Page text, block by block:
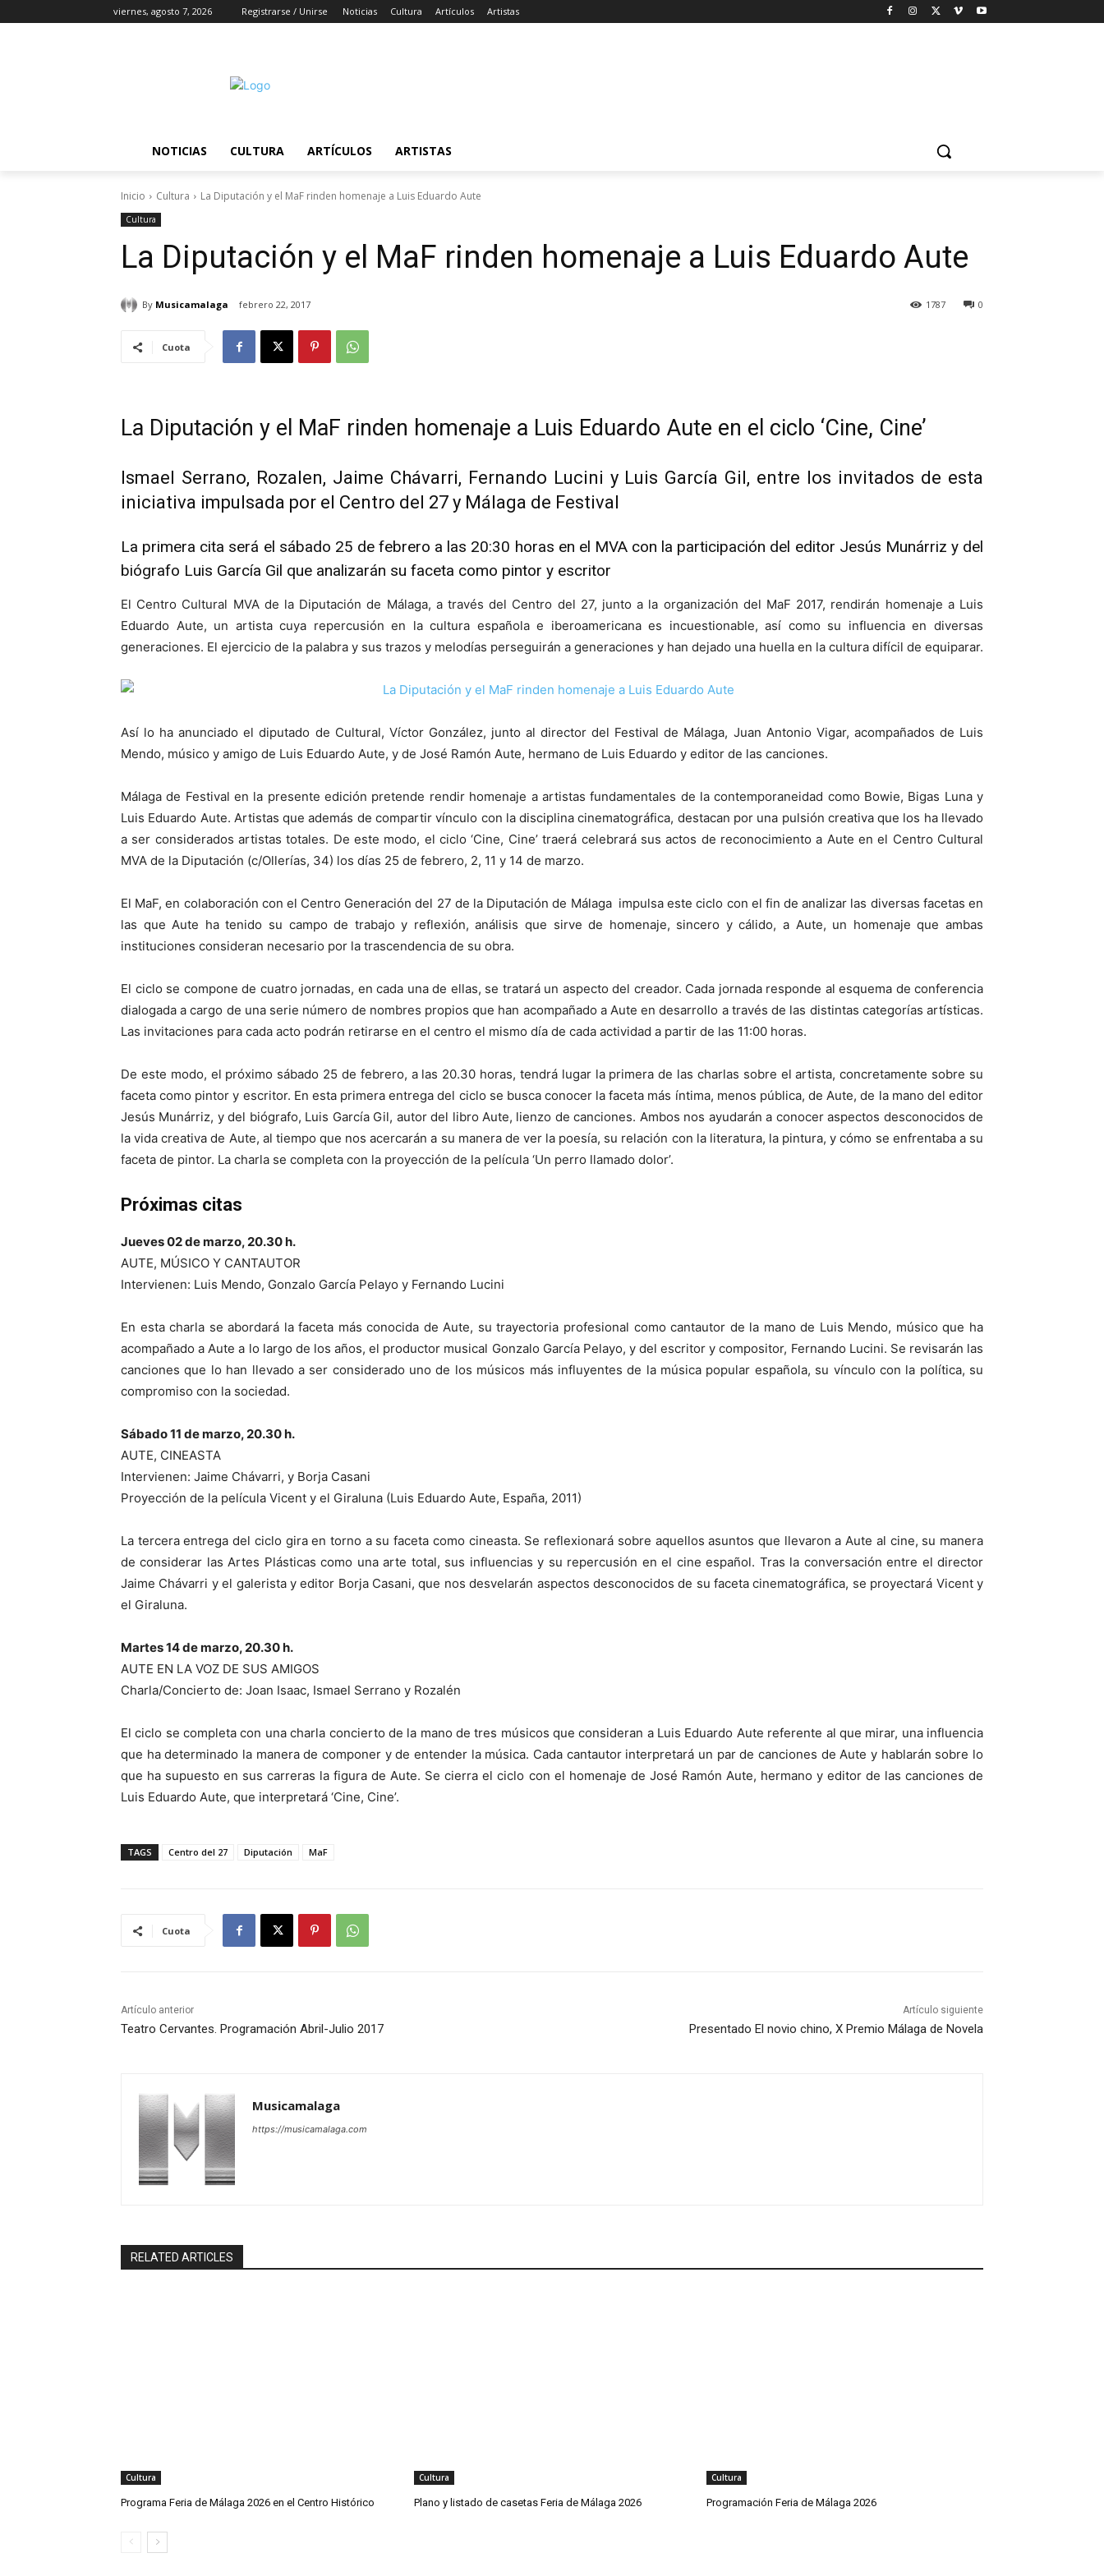
viernes, agosto 7, 2026 Registrarse / Unirse Noticias Cultura Artículos Artistas
NOTICIAS CULTURA ARTÍCULOS ARTISTAS
Inicio Cultura La Diputación y el MaF rinden homenaje a Luis Eduardo Aute
Cultura
La Diputación y el MaF rinden homenaje a Luis Eduardo Aute
By Musicamalaga febrero 22, 2017 0
1787
Cuota
La Diputación y el MaF rinden homenaje a Luis Eduardo Aute en el ciclo ‘Cine, Cine’
Ismael Serrano, Rozalen, Jaime Chávarri, Fernando Lucini y Luis García Gil, entre los invitados de esta
iniciativa impulsada por el Centro del 27 y Málaga de Festival
La primera cita será el sábado 25 de febrero a las 20:30 horas en el MVA con la participación del editor Jesús Munárriz y del
biógrafo Luis García Gil que analizarán su faceta como pintor y escritor
El Centro Cultural MVA de la Diputación de Málaga, a través del Centro del 27, junto a la organización del MaF 2017, rendirán homenaje a Luis
Eduardo Aute, un artista cuya repercusión en la cultura española e iberoamericana es incuestionable, así como su influencia en diversas
generaciones. El ejercicio de la palabra y sus trazos y melodías perseguirán a generaciones y han dejado una huella en la cultura difícil de equiparar.
Así lo ha anunciado el diputado de Cultural, Víctor González, junto al director del Festival de Málaga, Juan Antonio Vigar, acompañados de Luis
Mendo, músico y amigo de Luis Eduardo Aute, y de José Ramón Aute, hermano de Luis Eduardo y editor de las canciones.
Málaga de Festival en la presente edición pretende rendir homenaje a artistas fundamentales de la contemporaneidad como Bowie, Bigas Luna y
Luis Eduardo Aute. Artistas que además de compartir vínculo con la disciplina cinematográfica, destacan por una pulsión creativa que los ha llevado
a ser considerados artistas totales. De este modo, el ciclo ‘Cine, Cine’ traerá celebrará sus actos de reconocimiento a Aute en el Centro Cultural
MVA de la Diputación (c/Ollerías, 34) los días 25 de febrero, 2, 11 y 14 de marzo.
El MaF, en colaboración con el Centro Generación del 27 de la Diputación de Málaga impulsa este ciclo con el fin de analizar las diversas facetas en
las que Aute ha tenido su campo de trabajo y reflexión, análisis que sirve de homenaje, sincero y cálido, a Aute, un homenaje que ambas
instituciones consideran necesario por la trascendencia de su obra.
El ciclo se compone de cuatro jornadas, en cada una de ellas, se tratará un aspecto del creador. Cada jornada responde al esquema de conferencia
dialogada a cargo de una serie número de nombres propios que han acompañado a Aute en desarrollo a través de las distintas categorías artísticas.
Las invitaciones para cada acto podrán retirarse en el centro el mismo día de cada actividad a partir de las 11:00 horas.
De este modo, el próximo sábado 25 de febrero, a las 20.30 horas, tendrá lugar la primera de las charlas sobre el artista, concretamente sobre su
faceta como pintor y escritor. En esta primera entrega del ciclo se busca conocer la faceta más íntima, menos pública, de Aute, de la mano del editor
Jesús Munárriz, y del biógrafo, Luis García Gil, autor del libro Aute, lienzo de canciones. Ambos nos ayudarán a conocer aspectos desconocidos de
la vida creativa de Aute, al tiempo que nos acercarán a su manera de ver la poesía, su relación con la literatura, la pintura, y cómo se enfrentaba a su
faceta de pintor. La charla se completa con la proyección de la película ‘Un perro llamado dolor’.
Próximas citas
Jueves 02 de marzo, 20.30 h.
AUTE, MÚSICO Y CANTAUTOR
Intervienen: Luis Mendo, Gonzalo García Pelayo y Fernando Lucini
En esta charla se abordará la faceta más conocida de Aute, su trayectoria profesional como cantautor de la mano de Luis Mendo, músico que ha
acompañado a Aute a lo largo de los años, el productor musical Gonzalo García Pelayo, y del escritor y compositor, Fernando Lucini. Se revisarán las
canciones que lo han llevado a ser considerado uno de los músicos más influyentes de la música popular española, su vínculo con la política, su
compromiso con la sociedad.
Sábado 11 de marzo, 20.30 h.
AUTE, CINEASTA
Intervienen: Jaime Chávarri, y Borja Casani
Proyección de la película Vicent y el Giraluna (Luis Eduardo Aute, España, 2011)
La tercera entrega del ciclo gira en torno a su faceta como cineasta. Se reflexionará sobre aquellos asuntos que llevaron a Aute al cine, su manera
de considerar las Artes Plásticas como una arte total, sus influencias y su repercusión en el cine español. Tras la conversación entre el director
Jaime Chávarri y el galerista y editor Borja Casani, que nos desvelarán aspectos desconocidos de su faceta cinematográfica, se proyectará Vicent y
el Giraluna.
Martes 14 de marzo, 20.30 h.
AUTE EN LA VOZ DE SUS AMIGOS
Charla/Concierto de: Joan Isaac, Ismael Serrano y Rozalén
El ciclo se completa con una charla concierto de la mano de tres músicos que consideran a Luis Eduardo Aute referente al que mirar, una influencia
que ha determinado la manera de componer y de entender la música. Cada cantautor interpretará un par de canciones de Aute y hablarán sobre lo
que ha supuesto en sus carreras la figura de Aute. Se cierra el ciclo con el homenaje de José Ramón Aute, hermano y editor de las canciones de
Luis Eduardo Aute, que interpretará ‘Cine, Cine’.
TAGS Centro del 27 Diputación MaF
Cuota
Artículo anterior
Teatro Cervantes. Programación Abril-Julio 2017
Artículo siguiente
Presentado El novio chino, X Premio Málaga de Novela
Musicamalaga
https://musicamalaga.com
RELATED ARTICLES
Cultura
Programa Feria de Málaga 2026 en el Centro Histórico
Cultura
Plano y listado de casetas Feria de Málaga 2026
Cultura
Programación Feria de Málaga 2026